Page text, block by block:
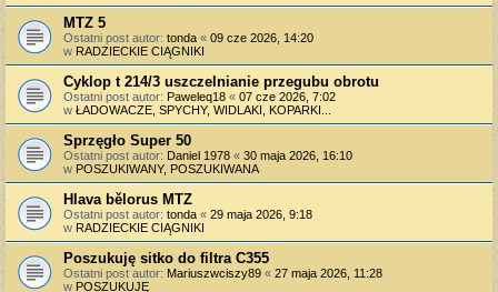
MTZ 5
Ostatni post autor: tonda « 09 cze 2026, 14:20
w RADZIECKIE CIĄGNIKI
Cyklop t 214/3 uszczelnianie przegubu obrotu
Ostatni post autor: Paweleq18 « 07 cze 2026, 7:02
w ŁADOWACZE, SPYCHY, WIDLAKI, KOPARKI...
Sprzęgło Super 50
Ostatni post autor: Daniel 1978 « 30 maja 2026, 16:10
w POSZUKIWANY, POSZUKIWANA
Hlava bělorus MTZ
Ostatni post autor: tonda « 29 maja 2026, 9:18
w RADZIECKIE CIĄGNIKI
Poszukuję sitko do filtra C355
Ostatni post autor: Mariuszwciszy89 « 27 maja 2026, 11:28
w POSZUKUJĘ